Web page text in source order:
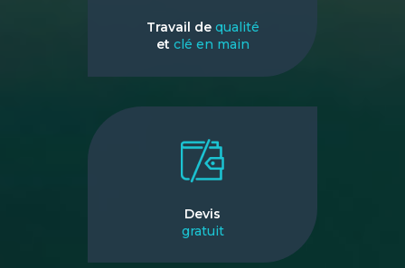
Travail de qualité
et clé en main
Devis
gratuit